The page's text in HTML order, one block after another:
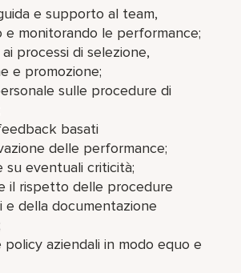
e supporto al team,
e monitorando le performance;
processi di selezione,
e promozione;
sulle procedure di
basati
delle performance;
su eventuali criticità;
il rispetto delle procedure
e della documentazione
policy aziendali in modo equo e